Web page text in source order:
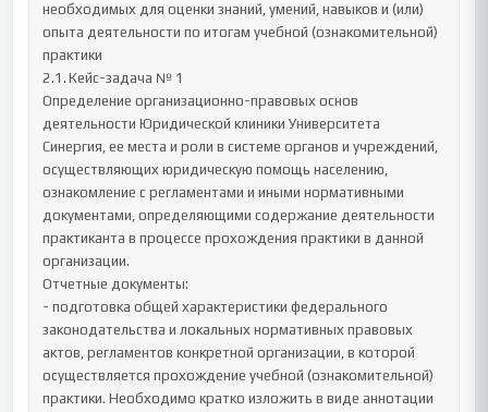
необходимых для оценки знаний, умений, навыков и (или)
опыта деятельности по итогам учебной (ознакомительной)
практики
2.1.	Кейс-задача № 1
Определение организационно-правовых основ
деятельности Юридической клиники Университета
Синергия, ее места и роли в системе органов и учреждений,
осуществляющих юридическую помощь населению,
ознакомление с регламентами и иными нормативными
документами, определяющими содержание деятельности
практиканта в процессе прохождения практики в данной
организации.
Отчетные документы:
- подготовка общей характеристики федерального
законодательства и локальных нормативных правовых
актов, регламентов конкретной организации, в которой
осуществляется прохождение учебной (ознакомительной)
практики. Необходимо кратко изложить в виде аннотации